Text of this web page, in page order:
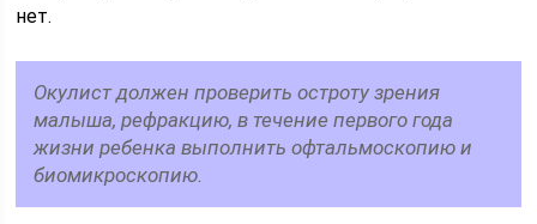
нет.
Окулист должен проверить остроту зрения
малыша, рефракцию, в течение первого года
жизни ребенка выполнить офтальмоскопию и
биомикроскопию.